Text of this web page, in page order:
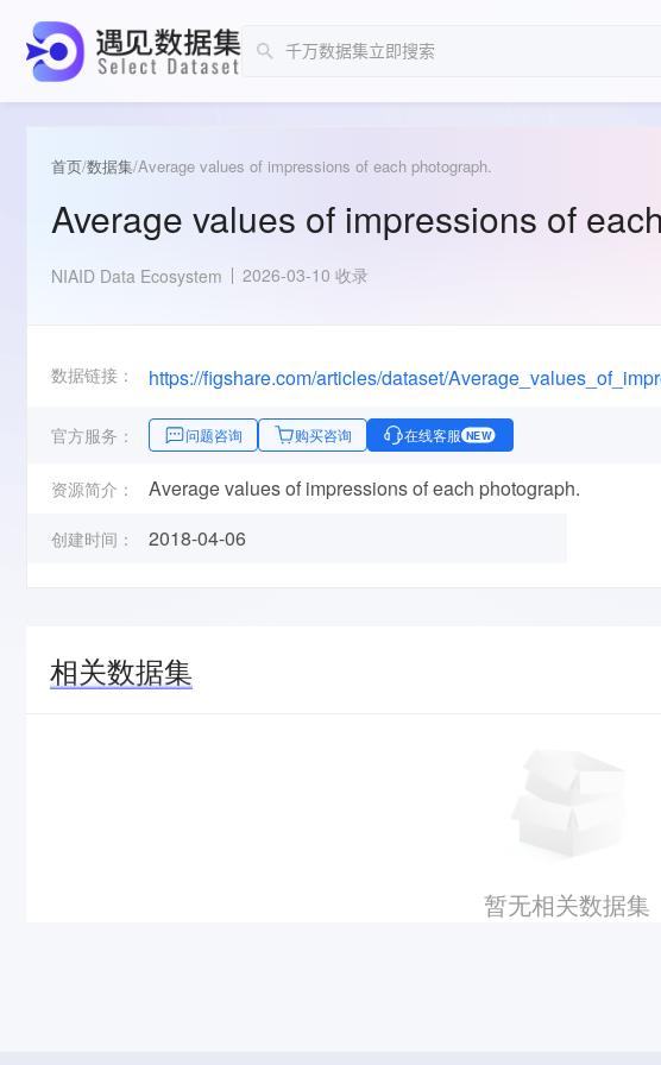
首页/数据集/Average values of impressions of each photograph.
Average values of impressions of
NIAID Data Ecosystem 2026-03-10 收录
数据链接：
官方服务： 问题咨询 购买咨询 在线客服 NEW
资源简介： Average values of impressions of each photograph.
创建时间： 2018-04-06
相关数据集
暂无相关数据集